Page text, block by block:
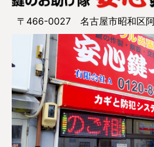
〒466-0027 名古屋市昭和区